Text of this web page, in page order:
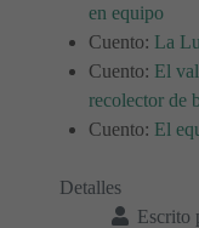
en equipo
Cuento: La
Cuento: El
recolector de
Cuento: El
Detalles
Escrito